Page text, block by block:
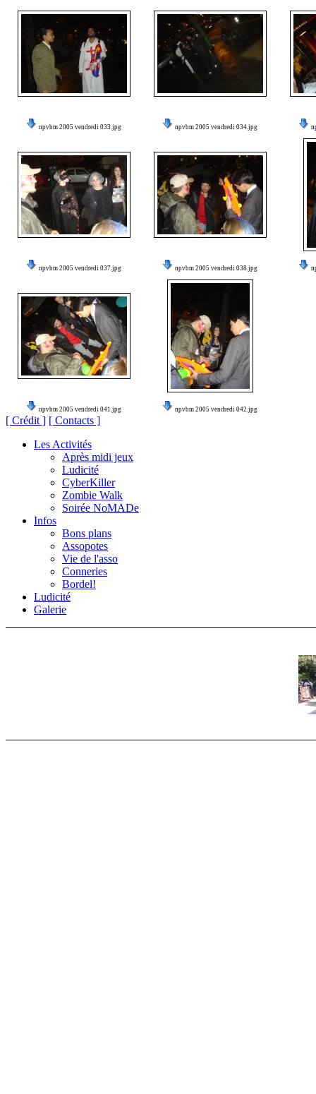
npvbm 2005 vendredi 033.jpg npvbm 2005 vendredi 034.jpg
npvbm 2005 vendredi 037.jpg npvbm 2005 vendredi 038.jpg
npvbm 2005 vendredi 041.jpg npvbm 2005 vendredi 042.jpg
[ Crédit ] [ Contacts ]
Les Activités
Après midi jeux
Ludicité
CyberKiller
Zombie Walk
Soirée NoMADe
Infos
Bons plans
Assopotes
Vie de l'asso
Conneries
Bordel!
Ludicité
Galerie